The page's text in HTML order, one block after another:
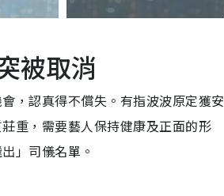
被取消
，認真得不償失。有指波波原定獲安
重，需要藝人保持健康及正面的形
」司儀名單。